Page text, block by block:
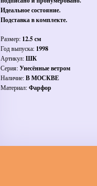
Идеальное состояние.
Подставка в комплекте.
Размер: 12.5 см
Год выпуска: 1998
Артикул:ШК
Серия:Унесённые ветром
Наличие:В МОСКВЕ
Материал:Фарфор